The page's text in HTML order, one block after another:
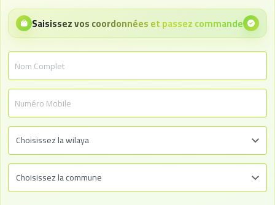
Saisissez vos coordonnées et passez commande